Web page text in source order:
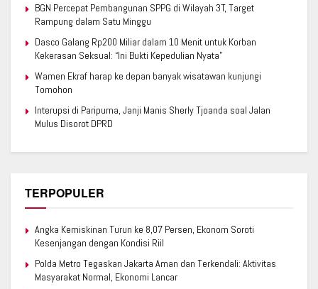
BGN Percepat Pembangunan SPPG di Wilayah 3T, Target
Rampung dalam Satu Minggu
Dasco Galang Rp200 Miliar dalam 10 Menit untuk Korban
Kekerasan Seksual: “Ini Bukti Kepedulian Nyata”
Wamen Ekraf harap ke depan banyak wisatawan kunjungi
Tomohon
Interupsi di Paripurna, Janji Manis Sherly Tjoanda soal Jalan
Mulus Disorot DPRD
TERPOPULER
Angka Kemiskinan Turun ke 8,07 Persen, Ekonom Soroti
Kesenjangan dengan Kondisi Riil
Polda Metro Tegaskan Jakarta Aman dan Terkendali: Aktivitas
Masyarakat Normal, Ekonomi Lancar